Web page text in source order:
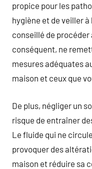
propice pour les
hygiène et de veiller
conseillé de
conséquent, ne
mesures adéquates
maison et ceux que
De plus, négliger un
risque de entraîner
Le fluide qui ne
provoquer des
maison et réduire sa